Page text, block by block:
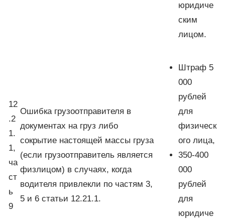
юридиче
ским
лицом.
12
.2
1.
1,
ча
ст
ь
9
Ошибка грузоотправителя в
документах на груз либо
сокрытие настоящей массы груза
(если грузоотправитель является
физлицом) в случаях, когда
водителя привлекли по частям 3,
5 и 6 статьи 12.21.1.
Штраф 5
000
рублей
для
физическ
ого лица,
350-400
000
рублей
для
юридиче